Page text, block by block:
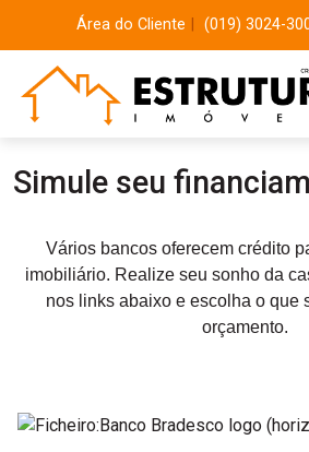
Área do Cliente (019) 3024-
Simule seu
Vários bancos oferecem crédito
imobiliário. Realize seu sonho da
nos links abaixo e escolha o que
orçamento.